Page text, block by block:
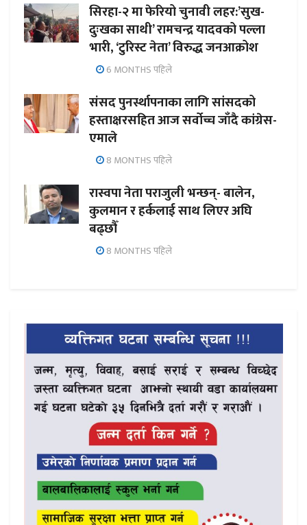
सिरहा-२ मा फेरियो चुनावी लहर:’सुख-
दुःखका साथी’ रामचन्द्र यादवको पल्ला
भारी, ‘टुरिस्ट नेता’ विरुद्ध जनआक्रोश
6 MONTHS पहिले
संसद पुनर्स्थापनाका लागि सांसदको
हस्ताक्षरसहित आज सर्वोच्च जाँदै कांग्रेस-
एमाले
8 MONTHS पहिले
रास्वपा नेता पराजुली भन्छन्- बालेन,
कुलमान र हर्कलाई साथ लिएर अघि
बढ्छौँ
8 MONTHS पहिले